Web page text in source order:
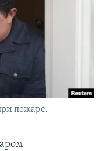
пожаре.